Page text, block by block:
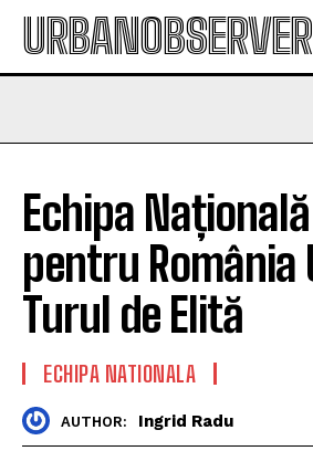
URBANOBSERVER
Echipa
pentru România
Turul de Elită
ECHIPA NATIONALA
AUTHOR: Ingrid Radu